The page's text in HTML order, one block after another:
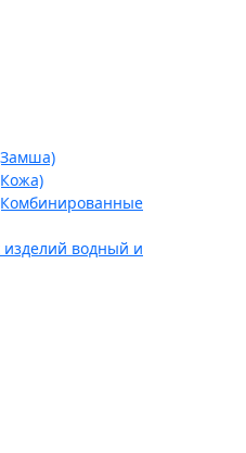
водный и